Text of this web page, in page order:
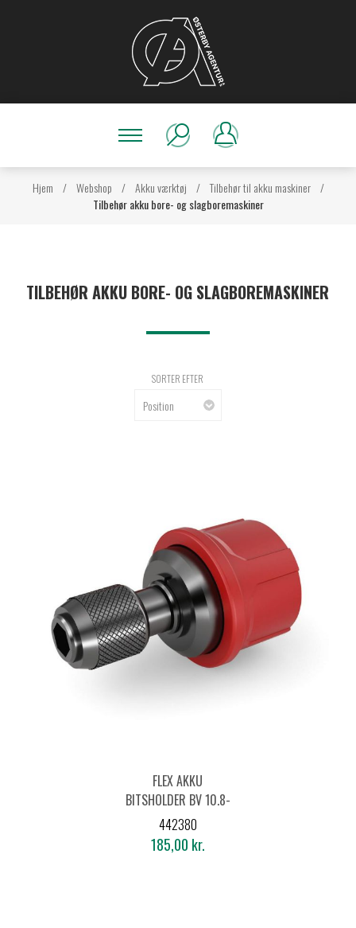
Hjem / Webshop / Akku værktøj / Tilbehør til akku maskiner /
Tilbehør akku bore- og slagboremaskiner
TILBEHØR AKKU BORE- OG SLAGBOREMASKINER
SORTER EFTER
FLEX AKKU
BITSHOLDER BV 10.8-
EC
442380
185,00 kr.